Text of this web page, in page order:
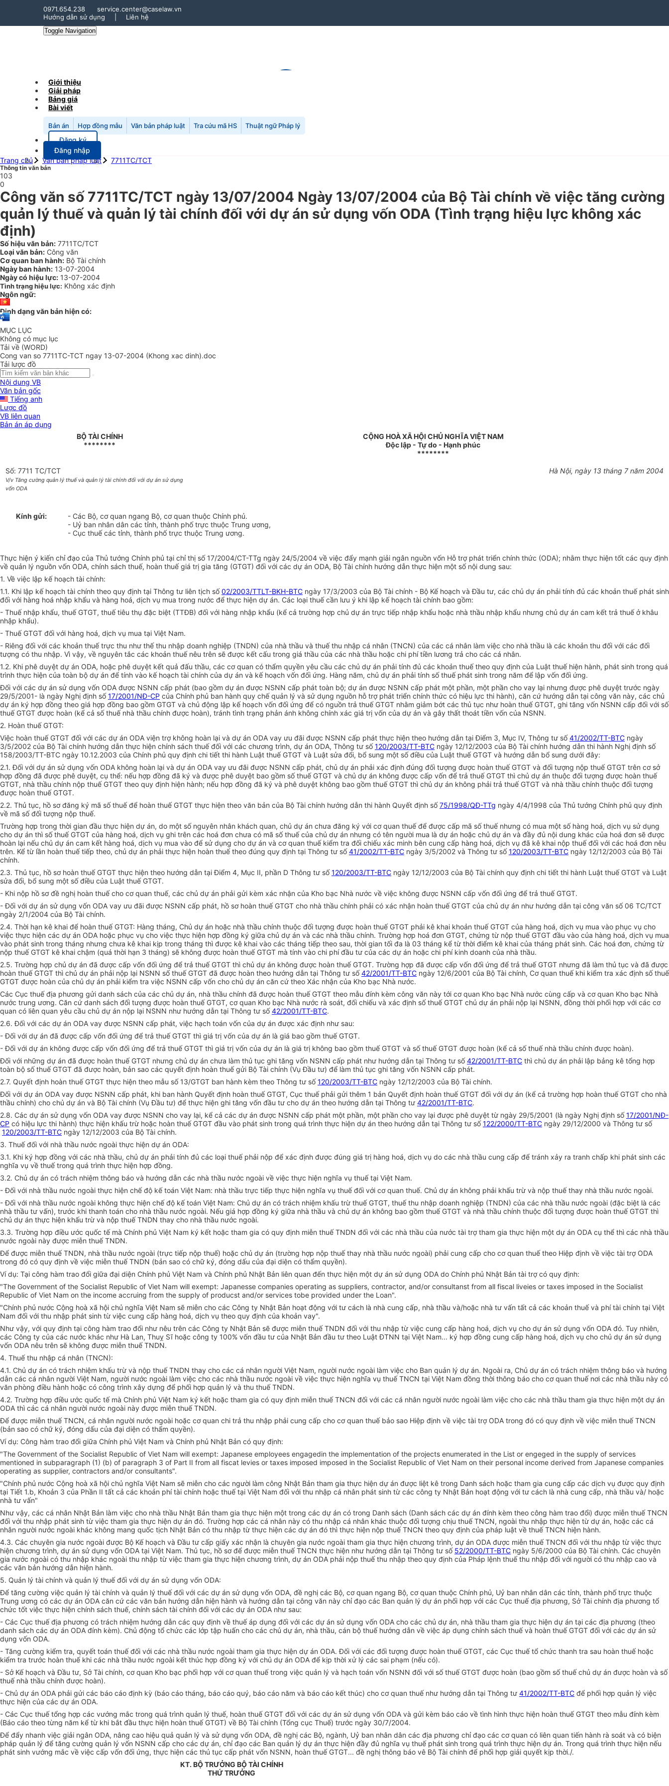
0971.654.238
service.center@caselaw.vn
Hướng dẫn sử dụng
Liên hệ
Toggle Navigation
Giới thiệu
Giải pháp
Bảng giá
Bài viết
Bản án Hợp đồng mẫu Văn bản pháp luật Tra cứu mã HS Thuật ngữ Pháp lý
Đăng ký
Đăng nhập
Trang chủ
Văn bản pháp luật 7711TC/TCT
Thông tin văn bản
103
0
Công văn số 7711TC/TCT ngày 13/07/2004 Ngày 13/07/2004 của Bộ Tài chính về việc tăng cường
quản lý thuế và quản lý tài chính đối với dự án sử dụng vốn ODA (Tình trạng hiệu lực không xác
định)
Số hiệu văn bản: 7711TC/TCT
Loại văn bản: Công văn
Cơ quan ban hành: Bộ Tài chính
Ngày ban hành: 13-07-2004
Ngày có hiệu lực: 13-07-2004
Tình trạng hiệu lực: Không xác định
Ngôn ngữ:
Định dạng văn bản hiện có:
MỤC LỤC
Không có mục lục
Tải về (WORD)
Cong van so 7711TC-TCT ngay 13-07-2004 (Khong xac dinh).doc
Tải lược đồ
Nội dung VB
Văn bản gốc
Tiếng anh
Lược đồ
VB liên quan
Bản án áp dụng
BỘ TÀI CHÍNH
********
CỘNG HOÀ XÃ HỘI CHỦ NGHĨA VIỆT NAM
Độc lập - Tự do - Hạnh phúc
********
Số: 7711 TC/TCT
V/v Tăng cường quản lý thuế và quản lý tài chính đối với dự án sử dụng
vốn ODA
Hà Nội, ngày 13 tháng 7 năm 2004
Kính gửi:
- Các Bộ, cơ quan ngang Bộ, cơ quan thuộc Chính phủ.
- Uỷ ban nhân dân các tỉnh, thành phố trực thuộc Trung ương,
- Cục thuế các tỉnh, thành phố trực thuộc Trung ương.
Thực hiện ý kiến chỉ đạo của Thủ tướng Chính phủ tại chỉ thị số 17/2004/CT-TTg ngày 24/5/2004 về việc đẩy mạnh giải ngân nguồn vốn Hỗ trợ phát triển chính thức (ODA); nhằm thực hiện tốt các quy định
về quản lý nguồn vốn ODA, chính sách thuế, hoàn thuế giá trị gia tăng (GTGT) đối với các dự án ODA, Bộ Tài chính hướng dẫn thực hiện một số nội dung sau:
1. Về việc lập kế hoạch tài chính:
1.1. Khi lập kế hoạch tài chính theo quy định tại Thông tư liên tịch số02/2003/TTLT-BKH-BTC ngày 17/3/2003 của Bộ Tài chính - Bộ Kế hoạch và Đầu tư, các chủ dự án phải tính đủ các khoản thuế phát sinh
đối với hàng hoá nhập khẩu và hàng hoá, dịch vụ mua trong nước để thực hiện dự án. Các loại thuế cần lưu ý khi lập kế hoạch tài chính bao gồm:
- Thuế nhập khẩu, thuế GTGT, thuế tiêu thụ đặc biệt (TTĐB) đối với hàng nhập khẩu (kể cả trường hợp chủ dự án trực tiếp nhập khẩu hoặc nhà thầu nhập khẩu nhưng chủ dự án cam kết trả thuế ở khâu
nhập khẩu).
- Thuế GTGT đối với hàng hoá, dịch vụ mua tại Việt Nam.
- Riêng đối với các khoản thuế trực thu như thế thu nhập doanh nghiệp (TNDN) của nhà thầu và thuế thu nhập cá nhân (TNCN) của các cá nhân làm việc cho nhà thầu là các khoản thu đối với các đối
tượng có thu nhập. Vì vậy, về nguyên tắc các khoản thuế nêu trên sẽ được kết cấu trong giá thầu của các nhà thầu hoặc chi phí tiền lương trả cho các cá nhân.
1.2. Khi phê duyệt dự án ODA, hoặc phê duyệt kết quả đấu thầu, các cơ quan có thẩm quyền yêu cầu các chủ dự án phải tính đủ các khoản thuế theo quy định của Luật thuế hiện hành, phát sinh trong quá
trình thực hiện của toàn bộ dự án để tính vào kế hoạch tài chính của dự án và kế hoạch vốn đối ứng. Hàng năm, chủ dự án phải tính số thuế phát sinh trong năm để lập vốn đối ứng.
Đối với các dự án sử dụng vốn ODA được NSNN cấp phát (bao gồm dự án được NSNN cấp phát toàn bộ; dự án được NSNN cấp phát một phần, một phần cho vay lại nhưng được phê duyệt trước ngày
29/5/2001- là ngày Nghị định số17/2001/NĐ-CP của Chính phủ ban hành quy chế quản lý và sử dụng nguồn hỗ trợ phát triển chính thức có hiệu lực thi hành), căn cứ hướng dẫn tại công văn này, các chủ
dự án ký hợp đồng theo giá hợp đồng bao gồm GTGT và chủ động lập kế hoạch vốn đối ứng để có nguồn trả thuế GTGT nhằm giảm bớt các thủ tục như hoàn thuế GTGT, ghi tăng vốn NSNN cấp đối với số
thuế GTGT được hoàn (kể cả số thuế nhà thầu chính được hoàn), tránh tình trạng phản ánh không chính xác giá trị vốn của dự án và gây thất thoát tiền vốn của NSNN.
2. Hoàn thuế GTGT:
Việc hoàn thuế GTGT đối với các dự án ODA viện trợ không hoàn lại và dự án ODA vay ưu đãi được NSNN cấp phát thực hiện theo hướng dẫn tại Điểm 3, Mục IV, Thông tư số41/2002/TT-BTC ngày
3/5/2002 của Bộ Tài chính hướng dẫn thực hiện chính sách thuế đối với các chương trình, dự án ODA, Thông tư số120/2003/TT-BTC ngày 12/12/2003 của Bộ Tài chính hướng dẫn thi hành Nghị định số
158/2003/TT-BTC ngày 10.12.2003 của Chính phủ quy định chi tiết thi hành Luật thuế GTGT và Luật sửa đổi, bổ sung một số điều của Luật thuế GTGT và hướng dẫn bổ sung dưới đây:
2.1. Đối với dự án sử dụng vốn ODA không hoàn lại và dự án ODA vay ưu đãi được NSNN cấp phát, chủ dự án phải xác định đúng đối tượng được hoàn thuế GTGT và đối tượng nộp thuế GTGT trên cơ sở
hợp đồng đã được phê duyệt, cụ thể: nếu hợp đồng đã ký và được phê duyệt bao gồm số thuế GTGT và chủ dự án không được cấp vốn để trả thuế GTGT thì chủ dự án thuộc đối tượng được hoàn thuế
GTGT, nhà thầu chính nộp thuế GTGT theo quy định hiện hành; nếu hợp đồng đã ký và phê duyệt không bao gồm thuế GTGT thì chủ dự án không phải trả thuế GTGT và nhà thầu chính thuộc đối tượng
được hoàn thuế GTGT.
2.2. Thủ tục, hồ sơ đăng ký mã số thuế để hoàn thuế GTGT thực hiện theo văn bản của Bộ Tài chính hướng dẫn thi hành Quyết định số75/1998/QĐ-TTg ngày 4/4/1998 của Thủ tướng Chính phủ quy định
về mã số đối tượng nộp thuế.
Trường hợp trong thời gian đầu thực hiện dự án, do một số nguyên nhân khách quan, chủ dự án chưa đăng ký với cơ quan thuế để được cấp mã số thuế nhưng có mua một số hàng hoá, dịch vụ sử dụng
cho dự án thì số thuế GTGT của hàng hoá, dịch vụ ghi trên các hoá đơn chưa có mã số thuế của chủ dự án nhưng có tên người mua là dự án hoặc chủ dự án và đầy đủ nội dung khác của hoá đơn sẽ được
hoàn lại nếu chủ dự án cam kết hàng hoá, dịch vụ mua vào để sử dụng cho dự án và cơ quan thuế kiểm tra đối chiếu xác minh bên cung cấp hàng hoá, dịch vụ đã kê khai nộp thuế đối với các hoá đơn nêu
trên. Kể từ lần hoàn thuế tiếp theo, chủ dự án phải thực hiện hoàn thuế theo đúng quy định tại Thông tư số41/2002/TT-BTC ngày 3/5/2002 và Thông tư số120/2003/TT-BTC ngày 12/12/2003 của Bộ Tài
chính.
2.3. Thủ tục, hồ sơ hoàn thuế GTGT thực hiện theo hướng dẫn tại Điểm 4, Mục II, phần D Thông tư số120/2003/TT-BTC ngày 12/12/2003 của Bộ Tài chính quy định chi tiết thi hành Luật thuế GTGT và Luật
sửa đổi, bổ sung một số điều của Luật thuế GTGT.
- Khi nộp hồ sơ đề nghị hoàn thuế cho cơ quan thuế, các chủ dự án phải gửi kèm xác nhận của Kho bạc Nhà nước về việc không được NSNN cấp vốn đối ứng để trả thuế GTGT.
- Đối với dự án sử dụng vốn ODA vay ưu đãi được NSNN cấp phát, hồ sơ hoàn thuế GTGT cho nhà thầu chính phải có xác nhận hoàn thuế GTGT của chủ dự án như hướng dẫn tại công văn số 06 TC/TCT
ngày 2/1/2004 của Bộ Tài chính.
2.4. Thời hạn kê khai để hoàn thuế GTGT: Hàng tháng, Chủ dự án hoặc nhà thầu chính thuộc đối tượng được hoàn thuế GTGT phải kê khai khoản thuế GTGT của hàng hoá, dịch vụ mua vào phục vụ cho
việc thực hiện các dự án ODA hoặc phục vụ cho việc thực hiện hợp đồng ký giữa chủ dự án và các nhà thầu chính. Trường hợp hoá đơn GTGT, chứng từ nộp thuế GTGT đầu vào của hàng hoá, dịch vụ mua
vào phát sinh trong tháng nhưng chưa kê khai kịp trong tháng thì được kê khai vào các tháng tiếp theo sau, thời gian tối đa là 03 tháng kể từ thời điểm kê khai của tháng phát sinh. Các hoá đơn, chứng từ
nộp thuế GTGT kê khai chậm (quá thời hạn 3 tháng) sẽ không được hoàn thuế GTGT mà tính vào chi phí đầu tư của các dự án hoặc chi phí kinh doanh của nhà thầu.
2.5. Trường hợp chủ dự án đã được cấp vốn đối ứng để trả thuế GTGT thì chủ dự án không được hoàn thuế GTGT. Trường hợp đã được cấp vốn đối ứng để trả thuế GTGT nhưng đã làm thủ tục và đã được
hoàn thuế GTGT thì chủ dự án phải nộp lại NSNN số thuế GTGT đã được hoàn theo hướng dẫn tại Thông tư số42/2001/TT-BTC ngày 12/6/2001 của Bộ Tài chính, Cơ quan thuế khi kiểm tra xác định số thuế
GTGT được hoàn của chủ dự án phải kiểm tra việc NSNN cấp vốn cho chủ dự án căn cứ theo Xác nhận của Kho bạc Nhà nước.
Các Cục thuế địa phương gửi danh sách của các chủ dự án, nhà thầu chính đã được hoàn thuế GTGT theo mẫu đính kèm công văn này tới cơ quan Kho bạc Nhà nước cùng cấp và cơ quan Kho bạc Nhà
nước trung ương. Căn cứ danh sách đối tượng được hoàn thuế GTGT, cơ quan Kho bạc Nhà nước rà soát, đối chiếu và xác định số thuế GTGT chủ dự án phải nộp lại NSNN, đồng thời phối hợp với các cơ
quan có liên quan yêu cầu chủ dự án nộp lại NSNN như hướng dẫn tại Thông tư số42/2001/TT-BTC.
2.6. Đối với các dự án ODA vay được NSNN cấp phát, việc hạch toán vốn của dự án được xác định như sau:
- Đối với dự án đã được cấp vốn đối ứng để trả thuế GTGT thì giá trị vốn của dự án là giá bao gồm thuế GTGT.
- Đối với dự án không được cấp vốn đối ứng để trả thuế GTGT thì giá trị vốn của dự án là giá trị không bao gồm thuế GTGT và số thuế GTGT được hoàn (kể cả số thuế nhà thầu chính được hoàn).
Đối với những dự án đã được hoàn thuế GTGT nhưng chủ dự án chưa làm thủ tục ghi tăng vốn NSNN cấp phát như hướng dẫn tại Thông tư số42/2001/TT-BTC thì chủ dự án phải lập bảng kê tổng hợp
toàn bộ số thuế GTGT đã được hoàn, bản sao các quyết định hoàn thuế gửi Bộ Tài chính (Vụ Đầu tư) để làm thủ tục ghi tăng vốn NSNN cấp phát.
2.7. Quyết định hoàn thuế GTGT thực hiện theo mẫu số 13/GTGT ban hành kèm theo Thông tư số120/2003/TT-BTC ngày 12/12/2003 của Bộ Tài chính.
Đối với dự án ODA vay được NSNN cấp phát, khi ban hành Quyết định hoàn thuế GTGT, Cục thuế phải gửi thêm 1 bản Quyết định hoàn thuế GTGT đối với dự án (kể cả trường hợp hoàn thuế GTGT cho nhà
thầu chính) cho chủ dự án và Bộ Tài chính (Vụ Đầu tư) để thực hiện ghi tăng vốn đầu tư cho dự án theo hướng dẫn tại Thông tư 42/2001/TT-BTC.
2.8. Các dự án sử dụng vốn ODA vay được NSNN cho vay lại, kể cả các dự án được NSNN cấp phát một phần, một phần cho vay lại được phê duyệt từ ngày 29/5/2001 (là ngày Nghị định số17/2001/NĐ-
CP có hiệu lực thi hành) thực hiện khấu trừ hoặc hoàn thuế GTGT đầu vào phát sinh trong quá trình thực hiện dự án theo hướng dẫn tại Thông tư số122/2000/TT-BTC ngày 29/12/2000 và Thông tư số
120/2003/TT-BTC ngày 12/12/2003 của Bộ Tài chính.
3. Thuế đối với nhà thầu nước ngoài thực hiện dự án ODA:
3.1. Khi ký hợp đồng với các nhà thầu, chủ dự án phải tính đủ các loại thuế phải nộp để xác định được đúng giá trị hàng hoá, dịch vụ do các nhà thầu cung cấp để tránh xảy ra tranh chấp khi phát sinh các
nghĩa vụ về thuế trong quá trình thực hiện hợp đồng.
3.2. Chủ dự án có trách nhiệm thông báo và hướng dẫn các nhà thầu nước ngoài về việc thực hiện nghĩa vụ thuế tại Việt Nam.
- Đối với nhà thầu nước ngoài thực hiện chế độ kế toán Việt Nam: nhà thầu trực tiếp thực hiện nghĩa vụ thuế đối với cơ quan thuế. Chủ dự án không phải khấu trừ và nộp thuế thay nhà thầu nước ngoài.
- Đối với nhà thầu nước ngoài không thực hiện chế độ kế toán Việt Nam: Chủ dự án có trách nhiệm khấu trừ thuế GTGT, thuế thu nhập doanh nghiệp (TNDN) của các nhà thầu nước ngoài (đặc biệt là các
nhà thầu tư vấn), trước khi thanh toán cho nhà thầu nước ngoài. Nếu giá hợp đồng ký giữa nhà thầu và chủ dự án không bao gồm thuế GTGT và nhà thầu chính thuộc đối tượng được hoàn thuế GTGT thì
chủ dự án thực hiện khấu trừ và nộp thuế TNDN thay cho nhà thầu nước ngoài.
3.3. Trường hợp điều ước quốc tế mà Chính phủ Việt Nam ký kết hoặc tham gia có quy định miễn thuế TNDN đối với các nhà thầu của nước tài trợ tham gia thực hiện một dự án ODA cụ thể thì các nhà thầu
nước ngoài này được miễn thuế TNDN.
Để được miễn thuế TNDN, nhà thầu nước ngoài (trực tiếp nộp thuế) hoặc chủ dự án (trường hợp nộp thuế thay nhà thầu nước ngoài) phải cung cấp cho cơ quan thuế theo Hiệp định về việc tài trợ ODA
trong đó có quy định về việc miễn thuế TNDN (bản sao có chữ ký, đóng dấu của đại diện có thẩm quyền).
Ví dụ: Tại công hàm trao đổi giữa đại diện Chính phủ Việt Nam và Chính phủ Nhật Bản liên quan đến thực hiện một dự án sử dụng ODA do Chính phủ Nhật Bản tài trợ có quy định:
"The Government of the Socialist Republic of Viet Nam will exempt: Japanesse companies operating as suppliers, contractor, and/or consultanst from all fiscal liveies or taxes imposed in the Socialist
Republic of Viet Nam on the income accruing from the supply of producst and/or services tobe provided under the Loan".
"Chính phủ nước Cộng hoà xã hội chủ nghĩa Việt Nam sẽ miễn cho các Công ty Nhật Bản hoạt động với tư cách là nhà cung cấp, nhà thầu và/hoặc nhà tư vấn tất cả các khoản thuế và phí tài chính tại Việt
Nam đối với thu nhập phát sinh từ việc cung cấp hàng hoá, dịch vụ theo quy định của khoản vay".
Như vậy, với quy định tại công hàm trao đổi như nêu trên các Công ty Nhật Bản sẽ được miễn thuế TNDN đối với thu nhập từ việc cung cấp hàng hoá, dịch vụ cho dự án sử dụng vốn ODA đó. Tuy nhiên,
các Công ty của các nước khác như Hà Lan, Thuỵ Sĩ hoặc công ty 100% vốn đầu tư của Nhật Bản đầu tư theo Luật ĐTNN tại Việt Nam... ký hợp đồng cung cấp hàng hoá, dịch vụ cho chủ dự án sử dụng
vốn ODA nêu trên sẽ không được miễn thuế TNDN.
4. Thuế thu nhập cá nhân (TNCN):
4.1. Chủ dự án có trách nhiệm khấu trừ và nộp thuế TNDN thay cho các cá nhân người Việt Nam, người nước ngoài làm việc cho Ban quản lý dự án. Ngoài ra, Chủ dự án có trách nhiệm thông báo và hướng
dẫn các cá nhân người Việt Nam, người nước ngoài làm việc cho các nhà thầu nước ngoài về việc thực hiện nghĩa vụ thuế TNCN tại Việt Nam đồng thời thông báo cho cơ quan thuế nơi các nhà thầu này có
văn phòng điều hành hoặc có công trình xây dựng để phối hợp quản lý và thu thuế TNDN.
4.2. Trường hợp điều ước quốc tế mà Chính phủ Việt Nam ký kết hoặc tham gia có quy định miễn thuế TNCN đối với các cá nhân người nước ngoài làm việc cho các nhà thầu tham gia thực hiện một dự án
ODA thì các cá nhân người nước ngoài này được miễn thuế TNDN.
Để được miễn thuế TNCN, cá nhân người nước ngoài hoặc cơ quan chi trả thu nhập phải cung cấp cho cơ quan thuế bảo sao Hiệp định về việc tài trợ ODA trong đó có quy định về việc miễn thuế TNCN
(bản sao có chữ ký, đóng dấu của đại diện có thẩm quyền).
Ví dụ: Công hàm trao đổi giữa Chính phủ Việt Nam và Chính phủ Nhật Bản có quy định:
"The Government of the Socialist Republic of Viet Nam will exempt: Japanese employees engagedin the implementation of the projects enumerated in the List or engeged in the supply of services
mentioned in subparagraph (1) (b) of paragraph 3 of Part II from all fiscat levies or taxes imposed imposed in the Socialist Republic of Viet Nam on their personal income derived from Japanese companies
operating as supplier, contractors and/or consultants".
"Chính phủ nước Cộng hoà xã hội chủ nghĩa Việt Nam sẽ miễn cho các người làm công Nhật Bản tham gia thực hiện dự án được liệt kê trong Danh sách hoặc tham gia cung cấp các dịch vụ được quy định
tại Tiết 1.b, Khoản 3 của Phần II tất cả các khoản phí tài chính hoặc thuế tại Việt Nam đối với thu nhập cá nhân phát sinh từ các công ty Nhật Bản hoạt động với tư cách là nhà cung cấp, nhà thầu và/ hoặc
nhà tư vấn"
Như vậy, các cá nhân Nhật Bản làm việc cho nhà thầu Nhật Bản tham gia thực hiện một trong các dự án có trong Danh sách (Danh sách các dự án đính kèm theo công hàm trao đổi) được miễn thuế TNCN
đối với thu nhập phát sinh từ việc tham gia thực hiện dự án đó. Trường hợp các cá nhân này có thu nhập cá nhân khác thuộc đối tượng chịu thuế TNCN, ngoài thu nhập thực hiện từ dự án, hoặc các cá
nhân người nước ngoài khác không mang quốc tịch Nhật Bản có thu nhập từ thực hiện các dự án đó thì thực hiện nộp thuế TNCN theo quy định của pháp luật về thuế TNCN hiện hành.
4.3. Các chuyên gia nước ngoài được Bộ Kế hoạch và Đầu tư cấp giấy xác nhận là chuyên gia nước ngoài tham gia thực hiện chương trình, dự án ODA được miễn thuế TNCN đối với thu nhập từ việc thực
hiện chương trình, dự án sử dụng vốn ODA tại Việt Nam. Thủ tục, hồ sơ để được miễn thuế TNCN thực hiện như hướng dẫn tại Thông tư số 52/2000/TT-BTC ngày 5/6/2000 của Bộ Tài chính. Các chuyên
gia nước ngoài có thu nhập khác ngoài thu nhập từ việc tham gia thực hiện chương trình, dự án ODA phải nộp thuế thu nhập theo quy định của Pháp lệnh thuế thu nhập đối với người có thu nhập cao và
các văn bản hướng dẫn hiện hành.
5. Quản lý tài chính và quản lý thuế đối với dự án sử dụng vốn ODA:
Để tăng cường việc quản lý tài chính và quản lý thuế đối với các dự án sử dụng vốn ODA, đề nghị các Bộ, cơ quan ngang Bộ, cơ quan thuộc Chính phủ, Uỷ ban nhân dân các tỉnh, thành phố trực thuộc
Trung ương có các dự án ODA căn cứ các văn bản hướng dẫn hiện hành và hướng dẫn tại công văn này chỉ đạo các Ban quản lý dự án phối hợp với các Cục thuế địa phương, Sở Tài chính địa phương tổ
chức tốt việc thực hiện chính sách thuế, chính sách tài chính đối với các dự án ODA như sau:
- Các Cục thuế địa phương có trách nhiệm hướng dẫn các quy định về thuế áp dụng đối với các dự án sử dụng vốn ODA cho các chủ dự án, nhà thầu tham gia thực hiện dự án tại các địa phương (theo
danh sách các dự án ODA đính kèm). Chủ động tổ chức các lớp tập huấn cho các chủ dự án, nhà thầu, cán bộ thuế hướng dẫn về việc áp dụng chính sách thuế và hoàn thuế GTGT đối với các dự án sử
dụng vốn ODA.
- Tăng cường kiểm tra, quyết toán thuế đối với các nhà thầu nước ngoài tham gia thực hiện dự án ODA. Đối với các đối tượng được hoàn thuế GTGT, các Cục thuế tổ chức thanh tra sau hoàn thuế hoặc
kiểm tra trước hoàn thuế khi các nhà thầu nước ngoài kết thúc hợp đồng ký với chủ dự án ODA để kịp thời xử lý các sai phạm (nếu có).
- Sở Kế hoạch và Đầu tư, Sở Tài chính, cơ quan Kho bạc phối hợp với cơ quan thuế trong việc quản lý và hạch toán vốn NSNN đối với số thuế GTGT được hoàn (bao gồm số thuế chủ dự án được hoàn và số
thuế nhà thầu chính được hoàn).
- Chủ dự án ODA phải gửi các báo cáo định kỳ (báo cáo tháng, báo cáo quý, báo cáo năm và báo cáo kết thúc) cho cơ quan thuế như hướng dẫn tại Thông tư 41/2002/TT-BTC để phối hợp quản lý việc
thực hiện của các dự án ODA.
- Các Cục thuế tổng hợp các vướng mắc trong quá trình quản lý thuế, hoàn thuế GTGT đối với các dự án sử dụng vốn ODA và gửi kèm báo cáo về tình hình thực hiện hoàn thuế GTGT theo mẫu đính kèm
(Báo cáo theo từng năm kể từ khi bắt đầu thực hiện hoàn thuế GTGT) về Bộ Tài chính (Tổng cục Thuế) trước ngày 30/7/2004.
Để đẩy nhanh việc giải ngân ODA, nâng cao hiệu quả quản lý và sử dụng vốn ODA, đề nghị các Bộ, ngành, Uỷ ban nhân dân các địa phương chỉ đạo các cơ quan có liên quan tiến hành rà soát và có biện
pháp quản lý để tăng cường quản lý vốn NSNN cấp cho các dự án, chỉ đạo các Ban quản lý dự án thực hiện đầy đủ nghĩa vụ thuế phát sinh trong quá trình thực hiện dự án. Trong quá trình thực hiện nếu
phát sinh vướng mắc về việc cấp vốn đối ứng, thực hiện các thủ tục cấp phát vốn NSNN, hoàn thuế GTGT... đề nghị thông báo vê Bộ Tài chính để phối hợp giải quyết kịp thời./.
KT. BỘ TRƯỞNG BỘ TÀI CHÍNH
THỨ TRƯỞNG